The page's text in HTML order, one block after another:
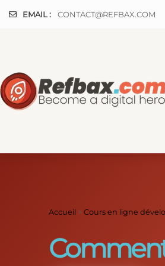
EMAIL : CONTACT@REFBAX.COM
Accueil > Cours en ligne